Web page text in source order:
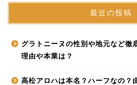
最近の投稿
グラトニーヌの性別や地元など徹
理由や本業は？
高松アロハは本名？ハーフなの？